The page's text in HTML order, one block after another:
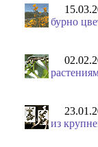
бурно
из